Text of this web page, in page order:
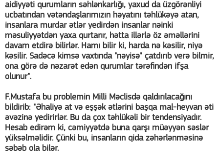
aidiyyəti qurumların səhlənkarlığı, yaxud da üzgörənliyi
ucbatından vətəndaşlarımızın həyatını təhlükəyə atan,
insanlara murdar ətlər yedirdən insanlar nəinki
məsuliyyətdən yaxa qurtarır, hətta illərlə öz əməllərini
davam etdirə bilirlər. Hamı bilir ki, harda nə kəsilir, niyə
kəsilir. Sadəcə kimsə vaxtında "nəyisə" çatdırıb verə bilmir,
ona görə də nəzarət edən qurumlar tərəfindən ifşa
olunur".
F.Mustafa bu problemin Milli Məclisdə qaldırılacağını
bildirib: "Əhaliyə at və eşşək ətlərini başqa mal-heyvan əti
əvəzinə yedirirlər. Bu da çox təhlükəli bir tendensiyadır.
Hesab edirəm ki, cəmiyyətdə buna qarşı müəyyən səslər
yüksəlməlidir. Çünki bu, insanların qida zəhərlənməsinə
səbəb ola bilər.